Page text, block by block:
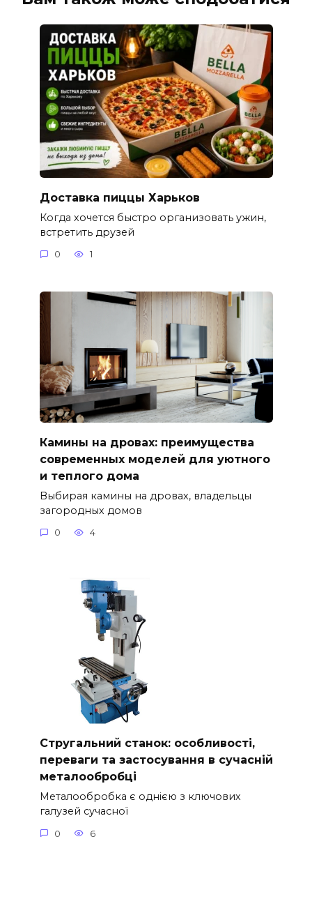
Доставка пиццы Харьков
Когда хочется быстро организовать ужин,
встретить друзей
0 1
Камины на дровах: преимущества
современных моделей для уютного
и теплого дома
Выбирая камины на дровах, владельцы
загородных домов
0 4
Стругальний станок: особливості,
переваги та застосування в сучасній
металообробці
Металообробка є однією з ключових
галузей сучасної
0 6